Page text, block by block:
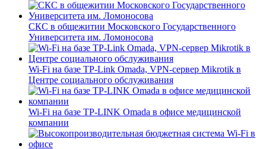
СКС в общежитии Московского Государственного
Университета им. Ломоносова
Wi-Fi на базе TP-Link Omada, VPN-сервер Mikrotik в
Центре социального обслуживания
Wi-Fi на базе TP-LINK Omada в офисе медицинской
компании